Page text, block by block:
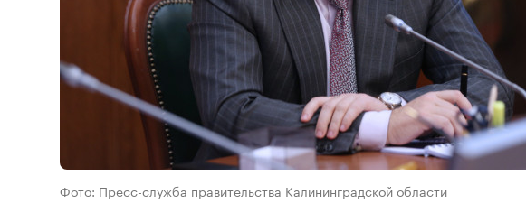
Фото: Пресс-служба правительства Калининградской области